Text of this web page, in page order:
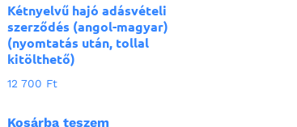
Kétnyelvű hajó adásvételi
szerződés (angol-magyar)
(nyomtatás után, tollal
kitölthető)
12 700 Ft
Kosárba teszem